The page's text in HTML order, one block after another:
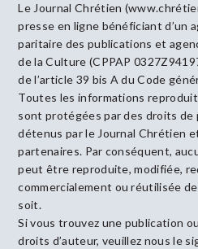
Le Journal Chrétien
presse en ligne bénéficiant d’un
paritaire des publications et
de la Culture (CPPAP
de l’article 39 bis A du Code
Toutes les informations
sont protégées par des droits
détenus par le Journal Chrétien
partenaires. Par conséquent,
peut être reproduite, modifiée,
commercialement ou réutilisée
soit.
Si vous trouvez une publication
droits d’auteur, veuillez nous le